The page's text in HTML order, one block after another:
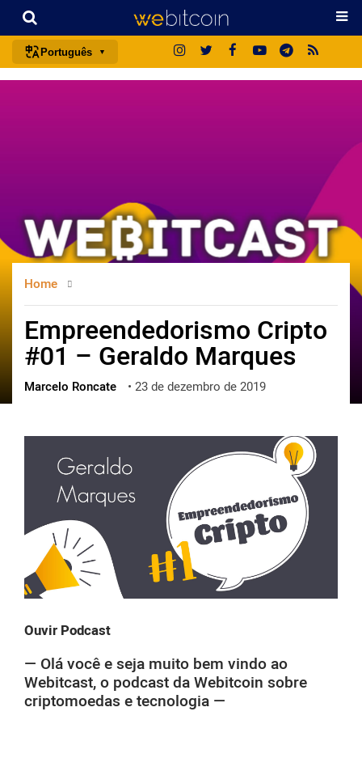
Português
日本語
中文
русский
العربية
ไทย
ქართული
vietnamese
Home
Empreendedorismo Cripto
#01 – Geraldo Marques
Marcelo Roncate • 23 de dezembro de 2019
Ouvir Podcast
— Olá você e seja muito bem vindo ao
Webitcast, o podcast da Webitcoin sobre
criptomoedas e tecnologia —